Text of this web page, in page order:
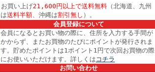
お買い上げ21,600円以上で送料無料 （北海道、九州
は送料半額、沖縄は割引無し ）。
会員登録について
会員になるとお買い物の際に、住所を入力する手間が
かからず、またお買物のたびにポイントが発行されま
す。貯めたポイントは1ポイント1円で次回お買物の際
にお使いいただけます。詳しくは コチラ
お問い合わせ